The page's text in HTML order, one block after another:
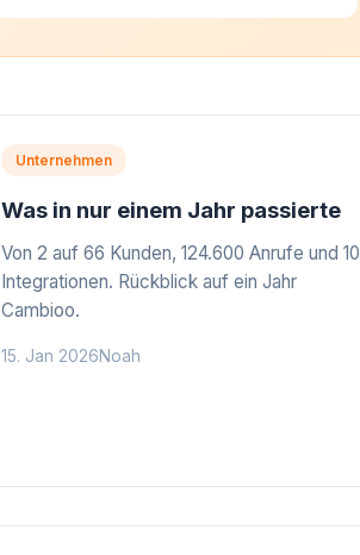
Unternehmen
Was in nur einem Jahr passierte
Von 2 auf 66 Kunden, 124.600 Anrufe und 10
Integrationen. Rückblick auf ein Jahr
Cambioo.
15. Jan 2026Noah